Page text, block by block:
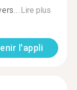
Lire plus
l'appli